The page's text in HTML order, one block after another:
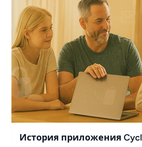
История приложения